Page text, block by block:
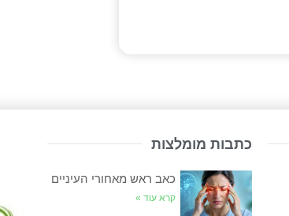
כתבות מומלצות
כאב ראש מאחורי העיניים
קרא עוד »